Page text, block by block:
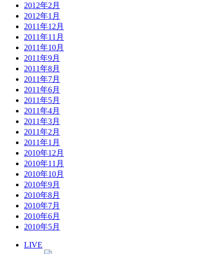
2012年2月
2012年1月
2011年12月
2011年11月
2011年10月
2011年9月
2011年8月
2011年7月
2011年6月
2011年5月
2011年4月
2011年3月
2011年2月
2011年1月
2010年12月
2010年11月
2010年10月
2010年9月
2010年8月
2010年7月
2010年6月
2010年5月
LIVE